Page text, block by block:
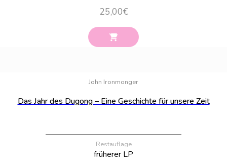
25,00€
John Ironmonger
Das Jahr des Dugong – Eine Geschichte für unsere Zeit
Restauflage
früherer LP